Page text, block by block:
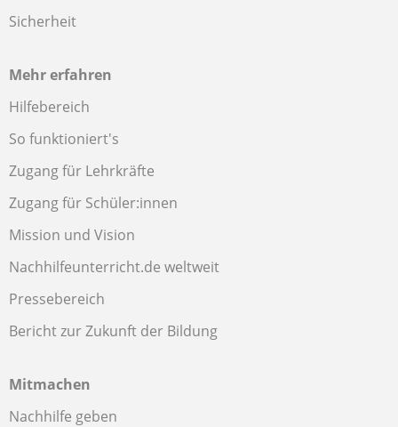
Sicherheit
Mehr erfahren
Hilfebereich
So funktioniert's
Zugang für Lehrkräfte
Zugang für Schüler:innen
Mission und Vision
Nachhilfeunterricht.de weltweit
Pressebereich
Bericht zur Zukunft der Bildung
Mitmachen
Nachhilfe geben